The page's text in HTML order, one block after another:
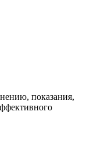
показания,